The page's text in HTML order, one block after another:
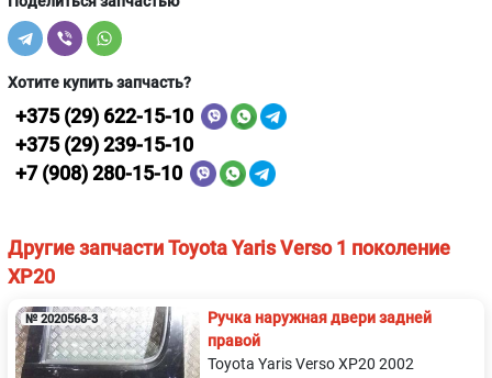
Хотите купить запчасть?
+375 (29) 622-15-10
+375 (29) 239-15-10
+7 (908) 280-15-10
Другие запчасти Toyota Yaris Verso 1 поколение
XP20
№ 2020568-3
Ручка наружная двери задней
правой
Toyota Yaris Verso XP20 2002